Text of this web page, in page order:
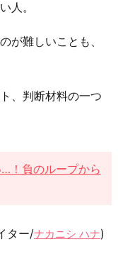
人。
が難しいことも、
、判断材料の一つ
！負のループから
ター/ナカニシ ハナ)